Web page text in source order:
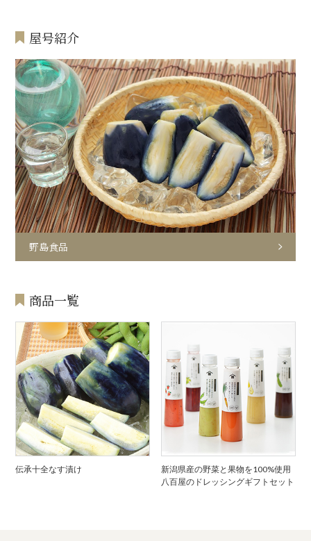
屋号紹介
野島食品
商品一覧
伝承十全なす漬け
新潟県産の野菜と果物を100%使用
八百屋のドレッシングギフトセット